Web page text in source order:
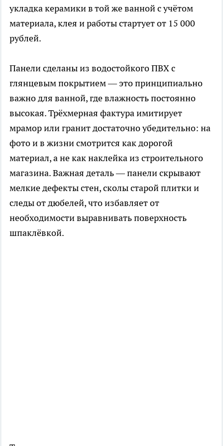
укладка керамики в той же ванной с учётом
материала, клея и работы стартует от 15 000
рублей.
Панели сделаны из водостойкого ПВХ с
глянцевым покрытием — это принципиально
важно для ванной, где влажность постоянно
высокая. Трёхмерная фактура имитирует
мрамор или гранит достаточно убедительно: на
фото и в жизни смотрится как дорогой
материал, а не как наклейка из строительного
магазина. Важная деталь — панели скрывают
мелкие дефекты стен, сколы старой плитки и
следы от дюбелей, что избавляет от
необходимости выравнивать поверхность
шпаклёвкой.